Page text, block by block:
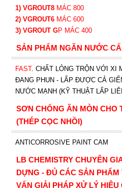
1) VGROUT8 MÁC 800
2) VGROUT6MÁC 600
3) VGROUT GP MÁC 400
SẢN PHẨM NGĂN NƯỚC
FAST. CHẤT LỎNG TRỘN VỚI XI
ĐANG PHUN - LẤP ĐƯỢC CẢ
NƯỚC MẠNH (KỸ THUẬT LẤP
SƠN CHỐNG ĂN MÒN CHO
(THÉP CỌC NHỒI)
ANTICORROSIVE PAINT CAM
LB CHEMISTRY CHUYÊN
DỰNG - ĐỦ CÁC SẢN
VẤN GIẢI PHÁP XỬ LÝ HIỆU